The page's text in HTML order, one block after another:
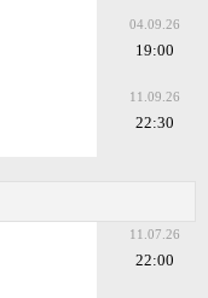
04.09.26
19:00
11.09.26
22:30
11.07.26
22:00